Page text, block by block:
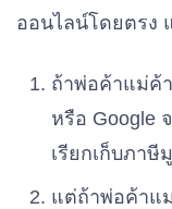
ออนไลน์โดยตรง
ถ้าพ่อค้าแม่ค้
หรือ Google
เรียกเก็บภา
แต่ถ้าพ่อค้าแ